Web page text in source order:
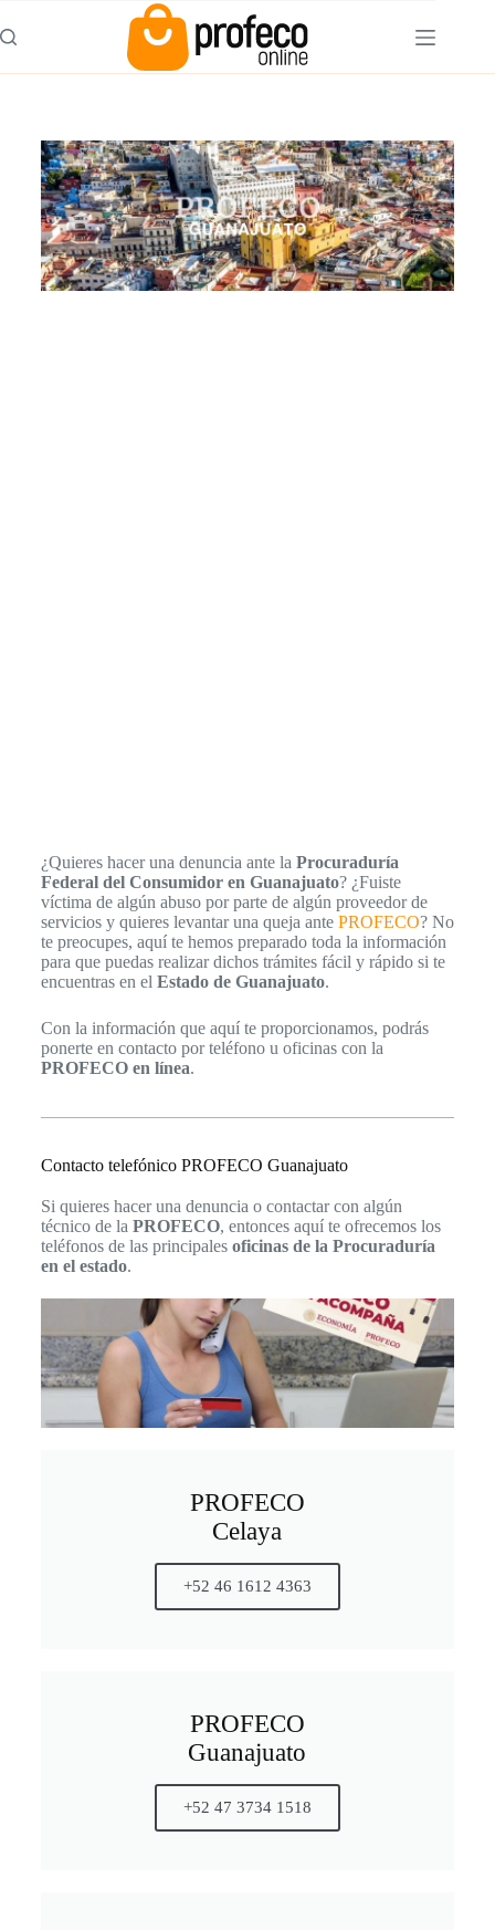
¿Quieres hacer una denuncia ante la Procuraduría
Federal del Consumidor en Guanajuato? ¿Fuiste
víctima de algún abuso por parte de algún proveedor de
servicios y quieres levantar una queja ante PROFECO? No
te preocupes, aquí te hemos preparado toda la información
para que puedas realizar dichos trámites fácil y rápido si te
encuentras en el Estado de Guanajuato.
Con la información que aquí te proporcionamos, podrás
ponerte en contacto por teléfono u oficinas con la
PROFECO en línea.
Contacto telefónico PROFECO Guanajuato
Si quieres hacer una denuncia o contactar con algún
técnico de la PROFECO, entonces aquí te ofrecemos los
teléfonos de las principales oficinas de la Procuraduría
en el estado.
PROFECO
Celaya
+52 46 1612 4363
PROFECO
Guanajuato
+52 47 3734 1518